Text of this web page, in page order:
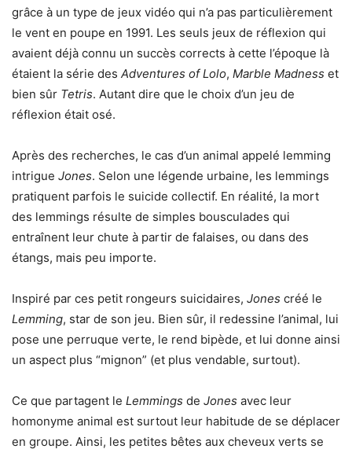
grâce à un type de jeux vidéo qui n’a pas particulièrement
le vent en poupe en 1991. Les seuls jeux de réflexion qui
avaient déjà connu un succès corrects à cette l’époque là
étaient la série des Adventures of Lolo, Marble Madness et
bien sûr Tetris. Autant dire que le choix d’un jeu de
réflexion était osé.
Après des recherches, le cas d’un animal appelé lemming
intrigue Jones. Selon une légende urbaine, les lemmings
pratiquent parfois le suicide collectif. En réalité, la mort
des lemmings résulte de simples bousculades qui
entraînent leur chute à partir de falaises, ou dans des
étangs, mais peu importe.
Inspiré par ces petit rongeurs suicidaires, Jones créé le
Lemming, star de son jeu. Bien sûr, il redessine l’animal, lui
pose une perruque verte, le rend bipède, et lui donne ainsi
un aspect plus “mignon” (et plus vendable, surtout).
Ce que partagent le Lemmings de Jones avec leur
homonyme animal est surtout leur habitude de se déplacer
en groupe. Ainsi, les petites bêtes aux cheveux verts se